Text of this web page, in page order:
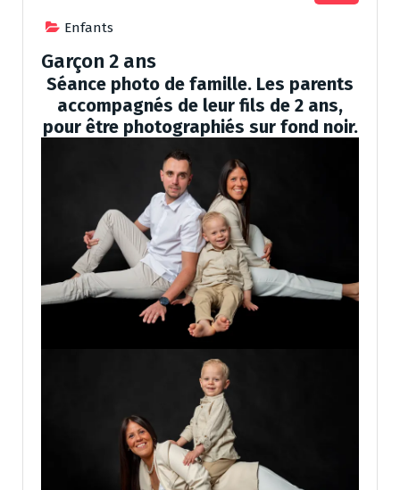
Enfants
Garçon 2 ans
Séance photo de famille. Les parents
accompagnés de leur fils de 2 ans,
pour être photographiés sur fond noir.